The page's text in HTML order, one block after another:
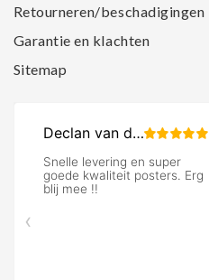
Retourneren/beschadigingen
Garantie en klachten
Sitemap